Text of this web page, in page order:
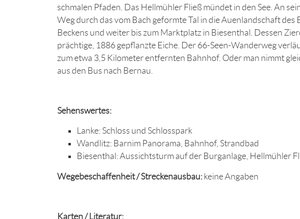
schmalen Pfaden. Das Hellmühler Fließ mündet in den See. An
Weg durch das vom Bach geformte Tal in die Auenlandschaft des
Beckens und weiter bis zum Marktplatz in Biesenthal. Dessen
prächtige, 1886 gepflanzte Eiche. Der 66-Seen-Wanderweg
zum etwa 3,5 Kilometer entfernten Bahnhof. Oder man nimmt
aus den Bus nach Bernau.
Sehenswertes:
Lanke: Schloss und Schlosspark
Wandlitz: Barnim Panorama, Bahnhof, Strandbad
Biesenthal: Aussichtsturm auf der Burganlage, Hellmühler
Wegebeschaffenheit / Streckenausbau: keine Angaben
Karten / Literatur: